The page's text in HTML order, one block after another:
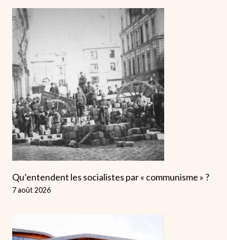
Qu’entendent les socialistes par « communisme » ?
7 août 2026